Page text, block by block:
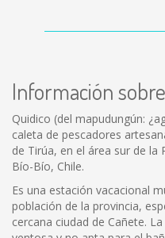
Información
Quidico (del mapudungún:
caleta de pescadores
de Tirúa, en el área sur de la
Bío-Bío, Chile.
Es una estación vacacional
población de la provincia,
cercana ciudad de Cañete.